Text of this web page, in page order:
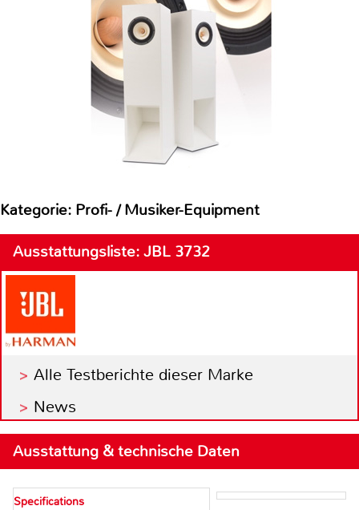
Kategorie: Profi- / Musiker-Equipment
Ausstattungsliste: JBL 3732
Alle Testberichte dieser Marke
News
Ausstattung & technische Daten
Specifications